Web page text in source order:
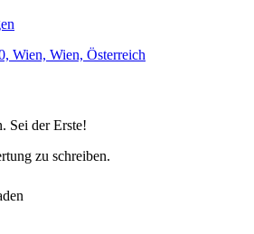
Wien, Wien, Österreich
Sei der Erste!
zu schreiben.